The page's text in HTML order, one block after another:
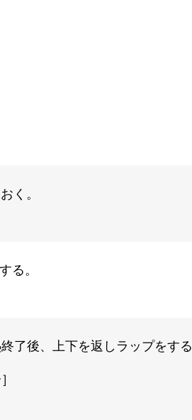
く。
る。
了後、上下を返しラップをする